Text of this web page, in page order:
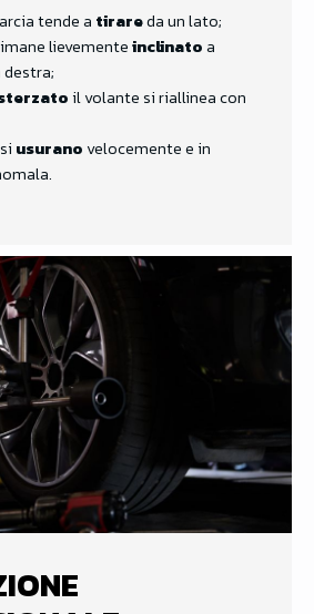
tende a tirareda un lato;
lievementeinclinatoa
il volante si riallinea con
usurano velocemente e in